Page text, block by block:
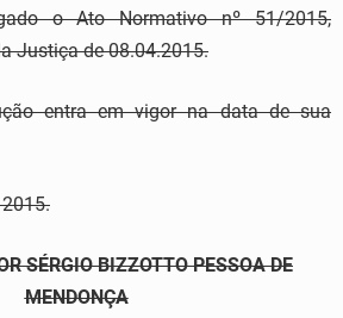
o Ato Normativo nº 51/2015,
Justiça de 08.04.2015.
entra em vigor na data de sua
SÉRGIO BIZZOTTO PESSOA DE
MENDONÇA